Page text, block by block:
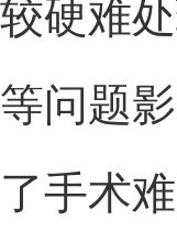
较硬难
等问题
了手术